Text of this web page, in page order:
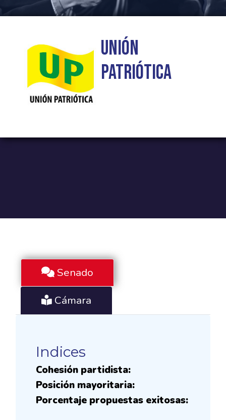
Unión
Patriótica
Senado
Cámara
Indices
Cohesión partidista:
Posición mayoritaria:
Porcentaje propuestas exitosas: